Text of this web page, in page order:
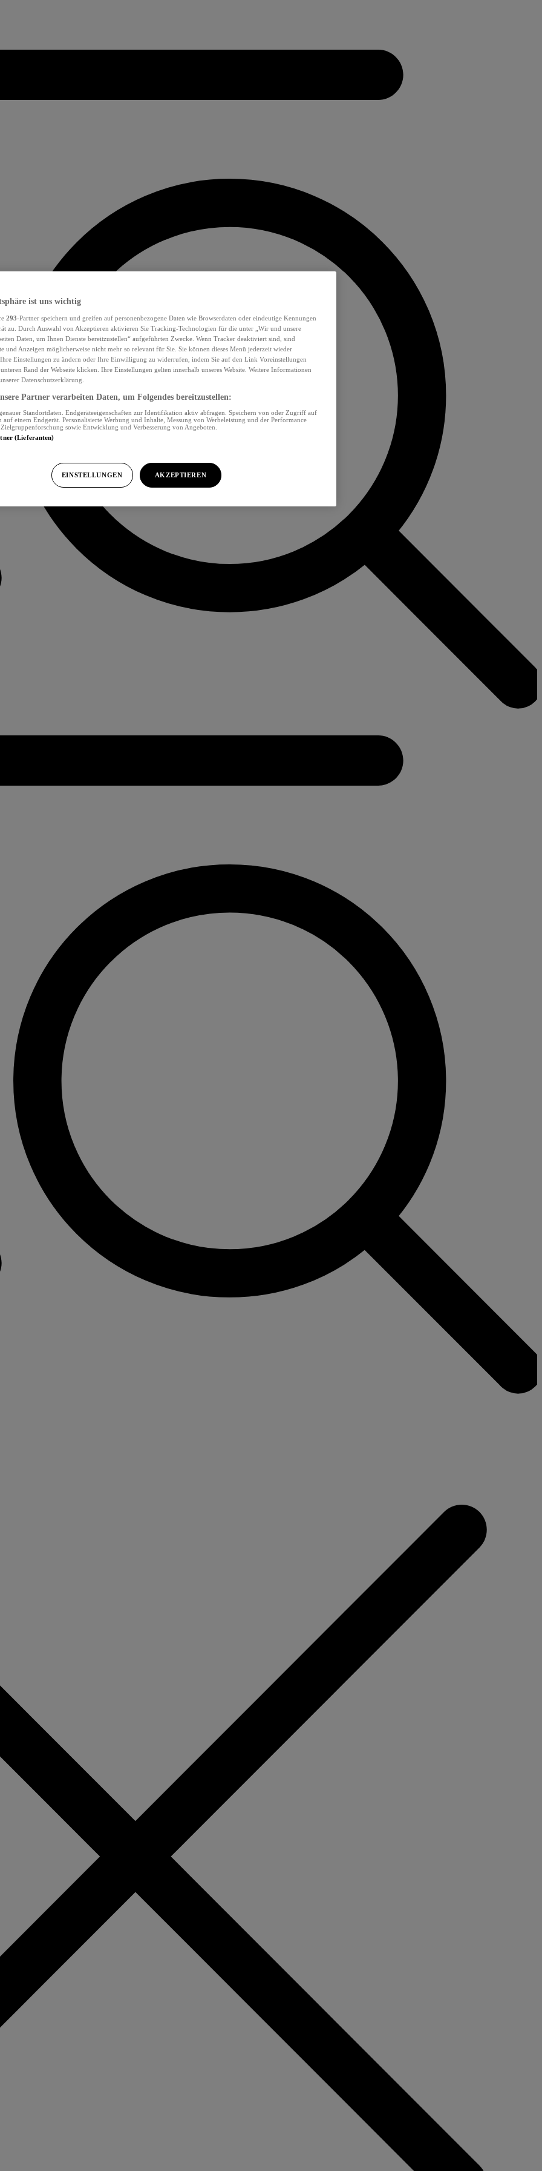
ist uns wichtig
293-Partner speichern und greifen auf personenbezogene Daten wie Browserdaten oder eindeutige Kennungen
zu. Durch Auswahl von Akzeptieren aktivieren Sie Tracking-Technologien für die unter „Wir und unsere
Daten, um Ihnen Dienste bereitzustellen“ aufgeführten Zwecke. Wenn Tracker deaktiviert sind, sind
und Anzeigen möglicherweise nicht mehr so relevant für Sie. Sie können dieses Menü jederzeit wieder
Einstellungen zu ändern oder Ihre Einwilligung zu widerrufen, indem Sie auf den Link Voreinstellungen
Rand der Webseite klicken. Ihre Einstellungen gelten innerhalb unseres Website. Weitere Informationen
Datenschutzerklärung.
Partner verarbeiten Daten, um Folgendes bereitzustellen:
Standortdaten. Endgeräteeigenschaften zur Identifikation aktiv abfragen. Speichern von oder Zugriff auf
einem Endgerät. Personalisierte Werbung und Inhalte, Messung von Werbeleistung und der Performance
sowie Entwicklung und Verbesserung von Angeboten.
(Lieferanten)
EINSTELLUNGEN AKZEPTIEREN